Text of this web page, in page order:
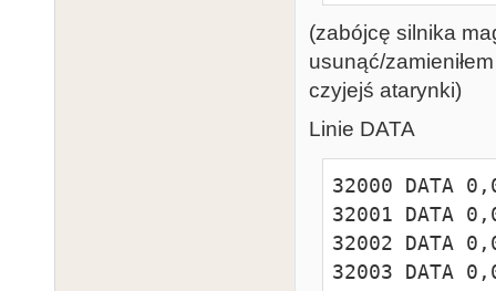
"*":E=E-
31110 ?
0,5:FOR N=20
";CHR$(34);
31111 FOR
31112
31113
31114 ?
0,0,0,0:? :?
(zabójcę silnika
usunąć/
czyjejś atarynki)
Linie DATA
32000 DATA
32001 DATA
32002 DATA
32003 DATA